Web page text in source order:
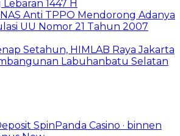
1447 H
Anti TPPO Mendorong Adanya
UU Nomor 21 Tahun 2007
Setahun, HIMLAB Raya Jakarta
Labuhanbatu Selatan
SpinPanda Casino · binnen